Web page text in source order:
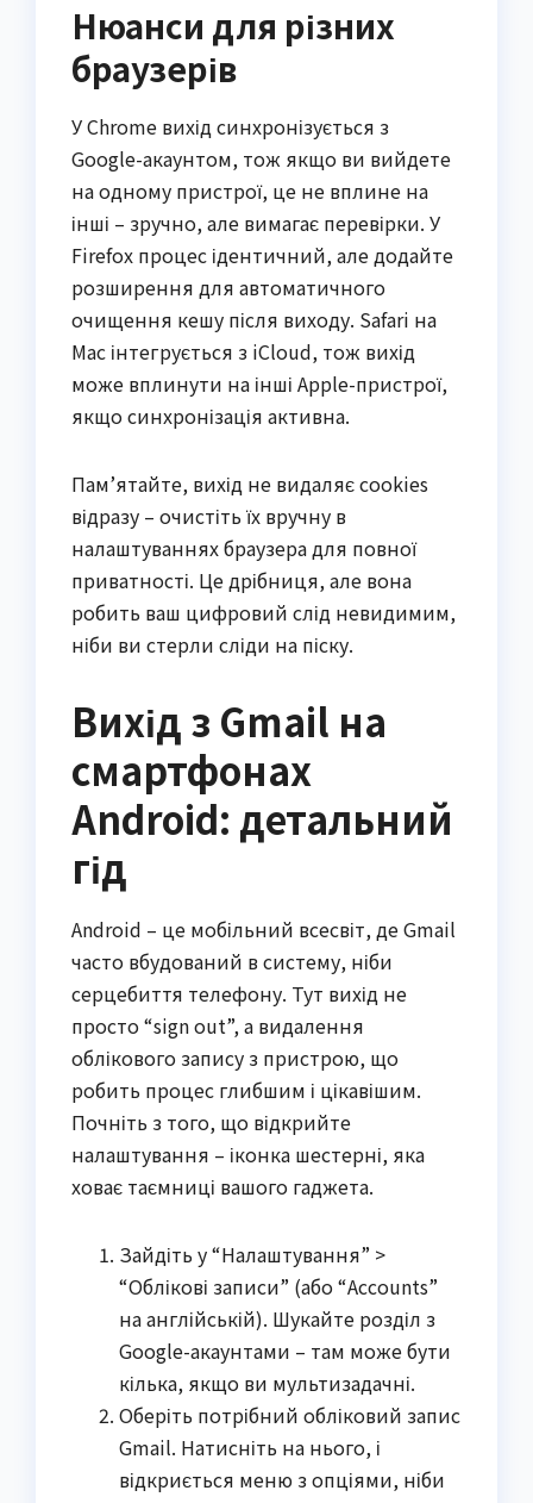
Нюанси для різних
браузерів
У Chrome вихід синхронізується з
Google-акаунтом, тож якщо ви вийдете
на одному пристрої, це не вплине на
інші – зручно, але вимагає перевірки. У
Firefox процес ідентичний, але додайте
розширення для автоматичного
очищення кешу після виходу. Safari на
Mac інтегрується з iCloud, тож вихід
може вплинути на інші Apple-пристрої,
якщо синхронізація активна.
Пам’ятайте, вихід не видаляє cookies
відразу – очистіть їх вручну в
налаштуваннях браузера для повної
приватності. Це дрібниця, але вона
робить ваш цифровий слід невидимим,
ніби ви стерли сліди на піску.
Вихід з Gmail на
смартфонах
Android: детальний
гід
Android – це мобільний всесвіт, де Gmail
часто вбудований в систему, ніби
серцебиття телефону. Тут вихід не
просто “sign out”, а видалення
облікового запису з пристрою, що
робить процес глибшим і цікавішим.
Почніть з того, що відкрийте
налаштування – іконка шестерні, яка
ховає таємниці вашого гаджета.
Зайдіть у “Налаштування” >
“Облікові записи” (або “Accounts”
на англійській). Шукайте розділ з
Google-акаунтами – там може бути
кілька, якщо ви мультизадачні.
Оберіть потрібний обліковий запис
Gmail. Натисніть на нього, і
відкриється меню з опціями, ніби